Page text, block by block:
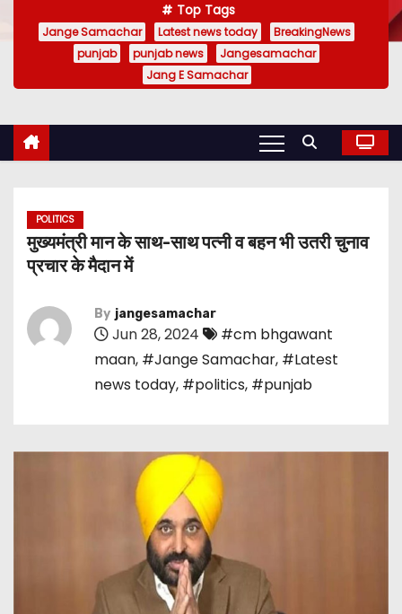
Top Tags
Jange Samachar Latest news today
BreakingNews
punjab
punjab news
Jangesamachar
Jang E Samachar
POLITICS
मुख्यमंत्री मान के साथ-साथ पत्नी व बहन भी उतरी चुनाव
प्रचार के मैदान में
By jangesamachar
Jun 28, 2024
#cm bhgawant
maan, #Jange Samachar, #Latest
news today, #politics, #punjab